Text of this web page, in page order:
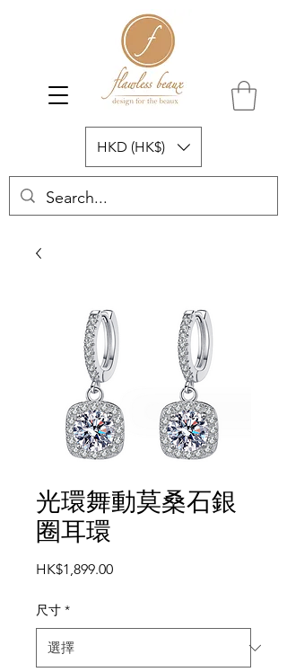
HKD (HK$)
光環舞動莫桑石銀
圈耳環
HK$1,899.00價
尺寸 *